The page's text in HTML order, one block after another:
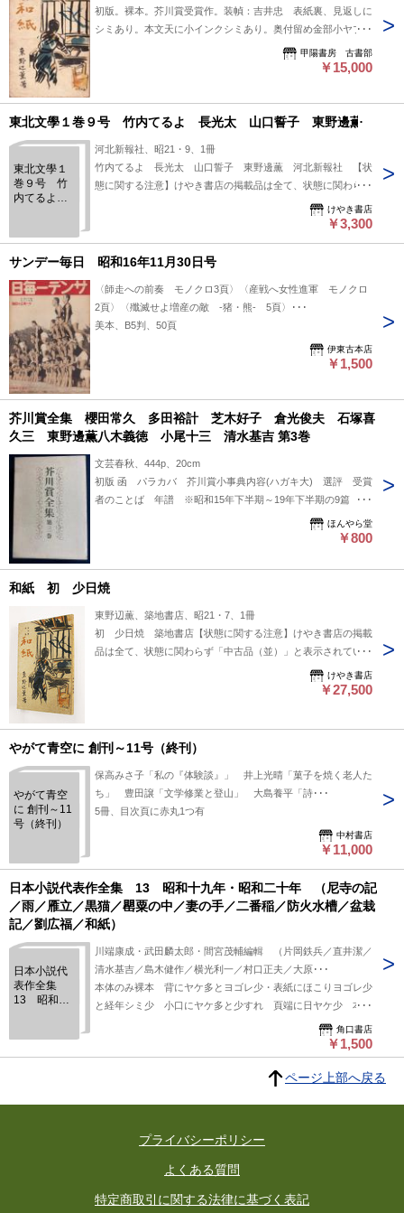
初版。裸本。芥川賞受賞作。装幀：吉井忠 表紙裏、見返しに
シミあり。本文天に小インクシミあり。奥付留め金部小ヤブレ
あり。全体的に経年劣化による強いヤケ、シミあり。
甲陽書房 古書部
￥15,000
東北文學１巻９号 竹内てるよ 長光太 山口誓子 東野邊薫
東北文學１
巻９号 竹
内てるよ
野邊薫
河北新報社、昭21・9、1冊
竹内てるよ 長光太 山口誓子 東野邊薫 河北新報社 【状
態に関する注意】けやき書店の掲載品は全て、状態に関わらず
「中古品（並）」と表示されています。「日本の古本屋」は６
段階の「状態」表記が必須となりましたが、当店の扱う商品の
状態欄の「中古品（並）」という表現は考慮にいれないで下さ
下さい。状態表記の無いものは特に問題なく良好とお考え下さ
い。:
けやき書店
￥3,300
サンデー毎日 昭和16年11月30日号
〈師走への前奏 モノクロ3頁〉〈産戦へ女性進軍 モノクロ
2頁〉〈殲滅せよ増産の敵 -猪・熊- 5頁〉･･･
美本、B5判、50頁
伊東古本店
￥1,500
芥川賞全集 櫻田常久 多田裕計 芝木好子 倉光俊夫 石塚喜
久三 東野邊薫八木義徳 小尾十三 清水基吉 第3巻
文芸春秋、444p、20cm
初版 函 パラカバ 芥川賞小事典内容(ハガキ大) 選評 受賞
者のことば 年譜 ※昭和15年下半期～19年下半期の9篇 ※
ほんやら堂
￥800
和紙 初 少日焼
東野辺薫、築地書店、昭21・7、1冊
初 少日焼 築地書店【状態に関する注意】けやき書店の掲載
品は全て、状態に関わらず「中古品（並）」と表示されていま
す。「日本の古本屋」は６段階の「状態」表記が必須となりま
したが、当店の扱う商品の特質上、状態の簡易な区分けは適切
は、解説欄等をご参考にして下さい。状態表記の無いものは特
けやき書店
￥27,500
やがて青空に 創刊～11号（終刊）
やがて青空
に 創刊～11
号（終刊）
保高みさ子「私の『体験談』」 井上光晴「菓子を焼く老人た
ち」 豊田譲「文学修業と登山」 大島養平「詩･･･
5冊、目次頁に赤丸1つ有
中村書店
￥11,000
日本小説代表作全集 13 昭和十九年・昭和二十年 （尼寺の記
／雨／雁立／黒猫／罌粟の中／妻の手／二番稲／防火水槽／盆栽
記／劉広福／和紙）
日本小説代
表作全集
13 昭和十
（尼寺の記
／雨／雁立
川端康成・武田麟太郎・間宮茂輔編輯 （片岡鉄兵／直井潔／
清水基吉／島木健作／横光利一／村口正夫／大原･･･
本体のみ裸本 背にヤケ多とヨゴレ少・表紙にほこりヨゴレ少
と経年シミ少 小口にヤケ多と少すれ 頁端に日ヤケ少 本文
角口書店
￥1,500
ページ上部へ戻る
プライバシーポリシー
よくある質問
特定商取引に関する法律に基づく表記